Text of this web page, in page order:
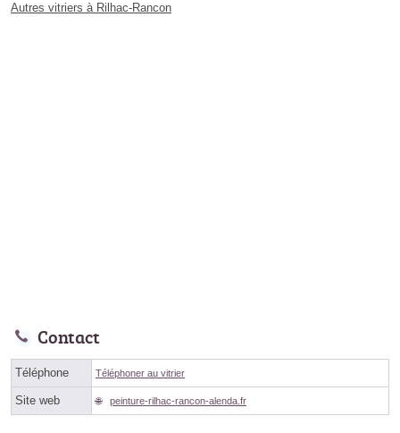
Autres vitriers à Rilhac-Rancon
Contact
Téléphone Téléphoner au vitrier
Site web peinture-rilhac-rancon-alenda.fr